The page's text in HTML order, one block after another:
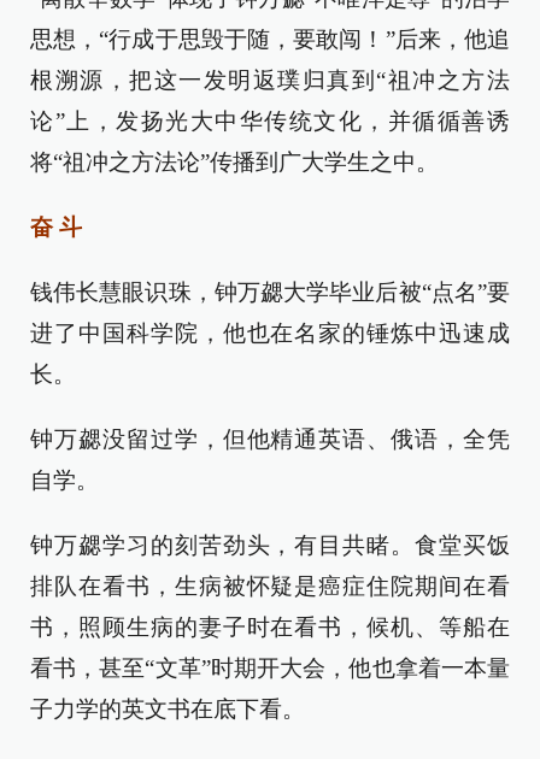
思想，“行成于思毁于随，要敢闯！”后来，他追
根溯源，把这一发明返璞归真到“祖冲之方法
论”上，发扬光大中华传统文化，并循循善诱
将“祖冲之方法论”传播到广大学生之中。
奋 斗
钱伟长慧眼识珠，钟万勰大学毕业后被“点名”要
进了中国科学院，他也在名家的锤炼中迅速成
长。
钟万勰没留过学，但他精通英语、俄语，全凭
自学。
钟万勰学习的刻苦劲头，有目共睹。食堂买饭
排队在看书，生病被怀疑是癌症住院期间在看
书，照顾生病的妻子时在看书，候机、等船在
看书，甚至“文革”时期开大会，他也拿着一本量
子力学的英文书在底下看。